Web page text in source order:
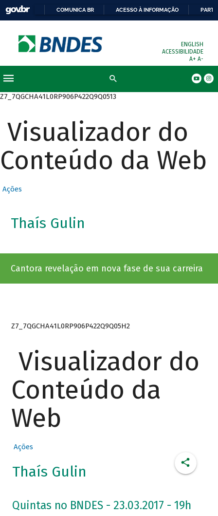
COMUNICA BR ACESSO À INFORMAÇÃO
ENGLISH
ACESSIBILIDADE
A+ A-
Z7_7QGCHA41L0RP906P422Q9Q0513
Visualizador do
Conteúdo da Web
Ações
Thaís Gulin
Cantora revelação em nova fase de sua carreira
Z7_7QGCHA41L0RP906P422Q9Q05H2
Visualizador do
Conteúdo da
Web
Ações
Thaís Gulin
Quintas no BNDES - 23.03.2017 - 19h